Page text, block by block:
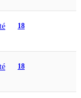
18
18